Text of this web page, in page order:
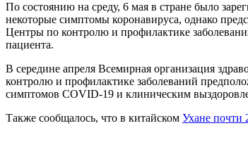
По состоянию на среду, 6 мая в стране было
некоторые симптомы коронавируса, однако
Центры по контролю и профилактике
пациента.
В середине апреля Всемирная организация
контролю и профилактике заболеваний
симптомов COVID-19 и клиническим
Также сообщалось, что в китайском Ухане почти